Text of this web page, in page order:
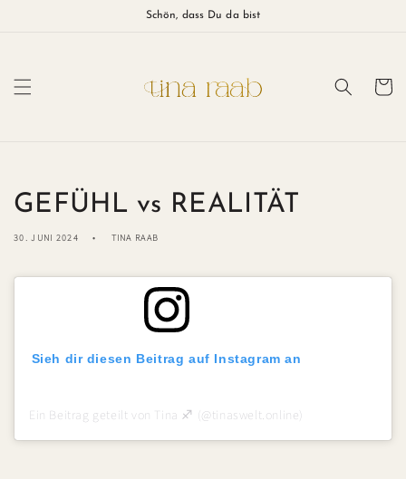
Schön, dass Du da bist
GEFÜHL vs REALITÄT
30. JUNI 2024 TINA RAAB
Sieh dir diesen Beitrag auf Instagram an
Ein Beitrag geteilt von Tina ♐ (@tinaswelt.online)